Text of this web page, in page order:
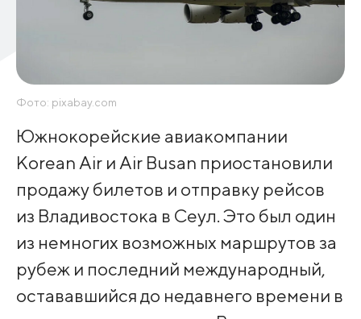
Фото: pixabay.com
Южнокорейские авиакомпании
Korean Air и Air Busan приостановили
продажу билетов и отправку рейсов
из Владивостока в Сеул. Это был один
из немногих возможных маршрутов за
рубеж и последний международный,
остававшийся до недавнего времени в